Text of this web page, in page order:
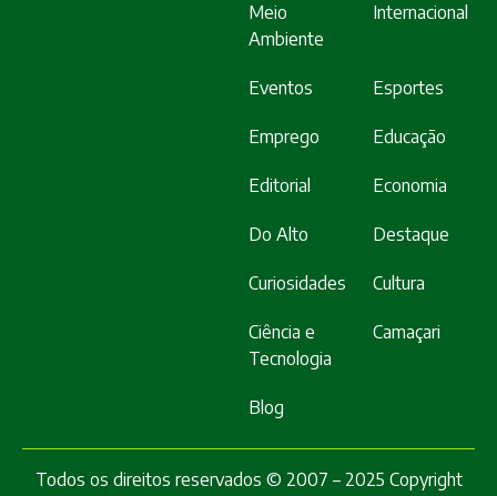
Meio
Ambiente
Internacional
Eventos Esportes
Emprego Educação
Editorial Economia
Do Alto Destaque
Curiosidades Cultura
Ciência e
Tecnologia
Camaçari
Blog
Todos os direitos reservados © 2007 – 2025 Copyright